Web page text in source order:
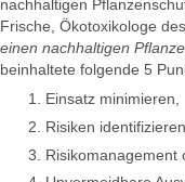
nachhaltigen
Frische, Ökotoxikologe
einen nachhaltigen
beinhaltete folgende 5
Einsatz minimieren,
Risiken
Risikomanagement